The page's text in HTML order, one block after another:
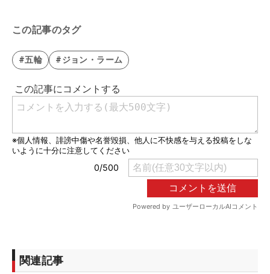
この記事のタグ
#五輪 #ジョン・ラーム
関連記事